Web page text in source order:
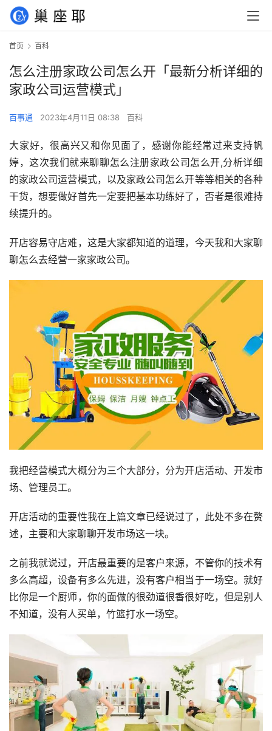
首页 百科
怎么注册家政公司怎么开「最新分析详细的
家政公司运营模式」
百事通 2023年4月11日 08:38 百科
大家好，很高兴又和你见面了，感谢你能经常过来支持帆
婷，这次我们就来聊聊怎么注册家政公司怎么开,分析详细
的家政公司运营模式，以及家政公司怎么开等等相关的各种
干货，想要做好首先一定要把基本功练好了，否者是很难持
续提升的。
开店容易守店难，这是大家都知道的道理，今天我和大家聊
聊怎么去经营一家家政公司。
我把经营模式大概分为三个大部分，分为开店活动、开发市
场、管理员工。
开店活动的重要性我在上篇文章已经说过了，此处不多在赘
述，主要和大家聊聊开发市场这一块。
之前我就说过，开店最重要的是客户来源，不管你的技术有
多么高超，设备有多么先进，没有客户相当于一场空。就好
比你是一个厨师，你的面做的很劲道很香很好吃，但是别人
不知道，没有人买单，竹篮打水一场空。